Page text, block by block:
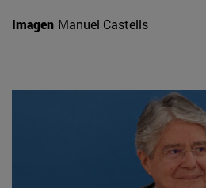
Imagen Manuel Castells